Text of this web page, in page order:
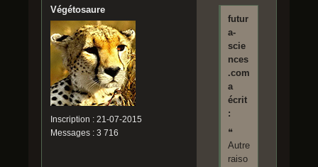
Végétosaure
Inscription : 21-07-2015
Messages : 3 716
futur
a-
scie
nces
.com
a
écrit
:
❝
Autre
raiso